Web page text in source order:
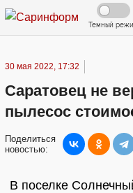
Темный
30 мая 2022, 17:32
Саратовец не
пылесос
Поделиться
новостью:
В поселке